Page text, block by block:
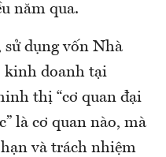
năm qua.
dụng vốn Nhà
kinh doanh tại
thị “cơ quan đại
là cơ quan nào, mà
và trách nhiệm